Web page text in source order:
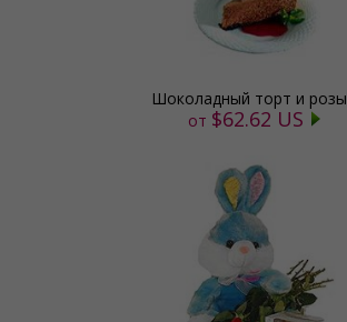
Шоколадный торт и розы
от $62.62 US